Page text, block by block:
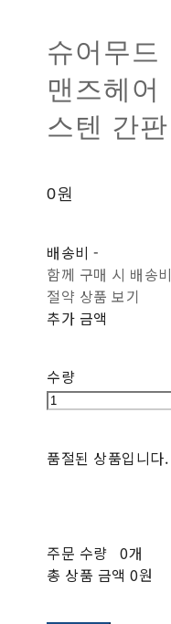
슈어무드
맨즈헤어
스텐 간판
0원
배송비-
함께 구매 시 배송비
절약 상품 보기
추가 금액
수량
품절된 상품입니다.
주문 수량 0개
총 상품 금액 0원